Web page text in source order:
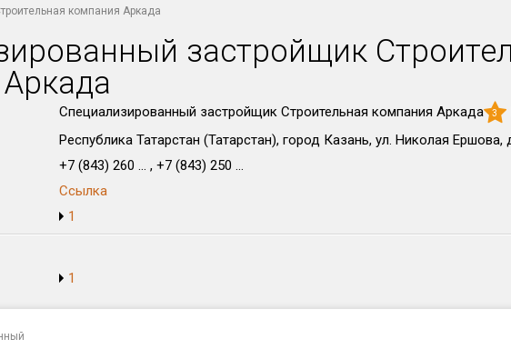
компания Аркада
застройщик
Специализированный застройщик Строительная компания Аркада 3
Республика Татарстан (Татарстан), город Казань, ул. Николая Ершова,
+7 (843) 260 ... , +7 (843) 250 ...
Ссылка
1
1